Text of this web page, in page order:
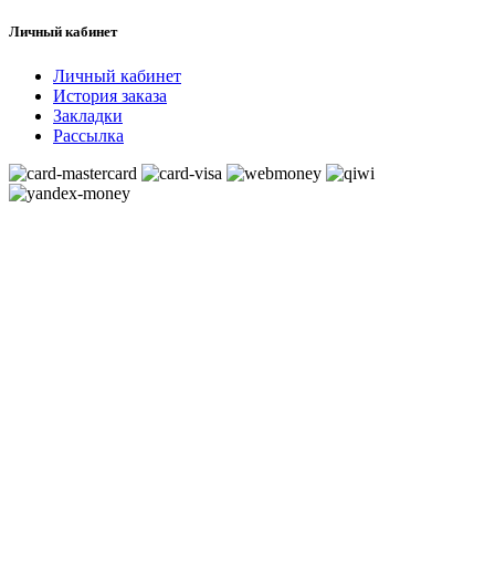
Личный кабинет
Личный кабинет
История заказа
Закладки
Рассылка